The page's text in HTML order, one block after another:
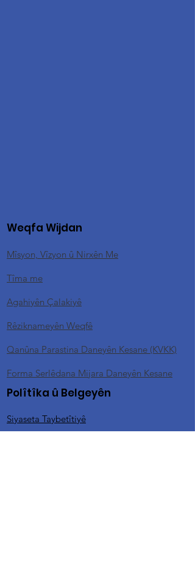
Weqfa Wijdan
Mîsyon, Vîzyon û Nirxên Me
Tîma me
Agahiyên Çalakiyê
Rêziknameyên Weqfê
Qanûna Parastina Daneyên Kesane (KVKK)
Forma Serlêdana Mijara Daneyên Kesane
Polîtîka û Belgeyên
Siyaseta Taybetîtiyê